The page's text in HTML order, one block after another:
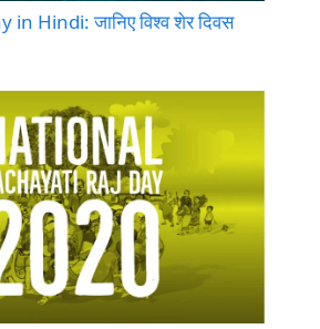
Hindi: जानिए विश्व शेर दिवस